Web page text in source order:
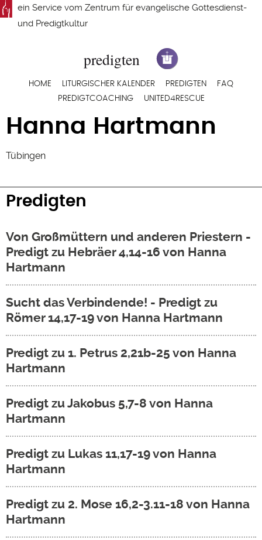
Direkt
zum
ein Service vom Zentrum für evangelische Gottesdienst-
und Predigtkultur
Hauptnavigation
HOME LITURGISCHER KALENDER PREDIGTEN
FAQ
PREDIGTCOACHING
UNITED4RESCUE
Hanna Hartmann
Tübingen
Predigten
Von Großmüttern und anderen Priestern -
Predigt zu Hebräer 4,14-16 von Hanna
Hartmann
Sucht das Verbindende! - Predigt zu
Römer 14,17-19 von Hanna Hartmann
Predigt zu 1. Petrus 2,21b-25 von Hanna
Hartmann
Predigt zu Jakobus 5,7-8 von Hanna
Hartmann
Predigt zu Lukas 11,17-19 von Hanna
Hartmann
Predigt zu 2. Mose 16,2-3.11-18 von Hanna
Hartmann